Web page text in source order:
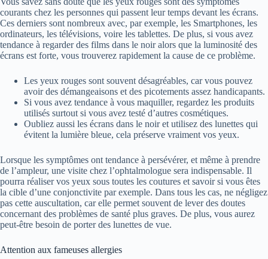
courants chez les personnes qui passent leur temps devant les écrans.
Ces derniers sont nombreux avec, par exemple, les Smartphones, les
ordinateurs, les télévisions, voire les tablettes. De plus, si vous avez
tendance à regarder des films dans le noir alors que la luminosité des
écrans est forte, vous trouverez rapidement la cause de ce problème.
Les yeux rouges sont souvent désagréables, car vous pouvez
avoir des démangeaisons et des picotements assez handicapants.
Si vous avez tendance à vous maquiller, regardez les produits
utilisés surtout si vous avez testé d’autres cosmétiques.
Oubliez aussi les écrans dans le noir et utilisez des lunettes qui
évitent la lumière bleue, cela préserve vraiment vos yeux.
Lorsque les symptômes ont tendance à persévérer, et même à prendre
de l’ampleur, une visite chez l’ophtalmologue sera indispensable. Il
pourra réaliser vos yeux sous toutes les coutures et savoir si vous êtes
la cible d’une conjonctivite par exemple. Dans tous les cas, ne négligez
pas cette auscultation, car elle permet souvent de lever des doutes
concernant des problèmes de santé plus graves. De plus, vous aurez
peut-être besoin de porter des lunettes de vue.
Attention aux fameuses allergies